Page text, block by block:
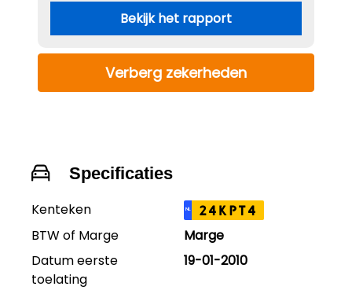
Bekijk het rapport
Verberg zekerheden
Specificaties
Kenteken NL 24KPT4
BTW of Marge
Marge
Datum eerste
toelating
19-01-2010